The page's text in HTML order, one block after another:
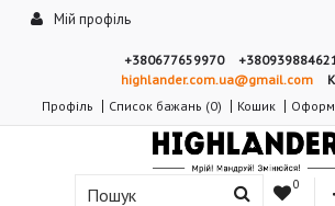
Мій профіль
+380677659970
highlander.com.ua@gmail.com
Профіль
Список бажань (0) Кошик
0